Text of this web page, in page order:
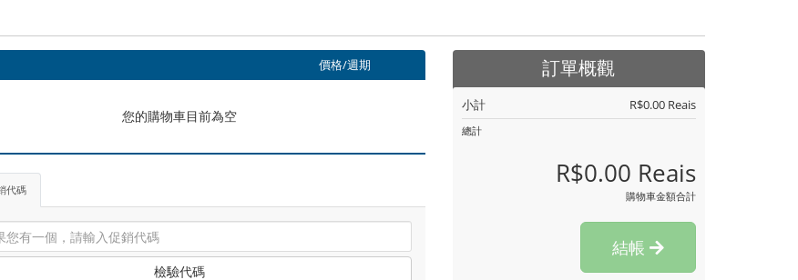
價格/週期
您的購物車目前為空
代碼
檢驗代碼
訂單概觀
小計 R$0.00 Reais
總計
R$0.00 Reais
購物車金額合計
結帳